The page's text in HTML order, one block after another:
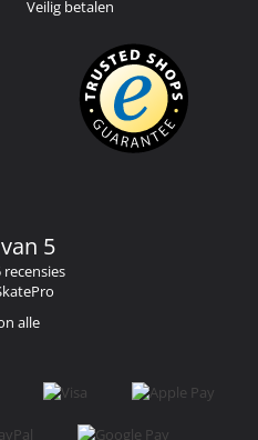
Veilig betalen
5
recensies
alle